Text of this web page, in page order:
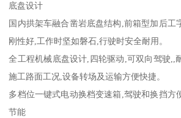
底盘设计
国内拱架车融合凿岩底盘结构,前箱型加后工
刚性好,工作时坚如磐石,行驶时安全耐用。
全工程机械底盘设计,四轮驱动,可双向驾驶,,
施工路面工况,设备转场及运输方便快捷。
多档位一键式电动换档变速箱,驾驶和换挡方
节能